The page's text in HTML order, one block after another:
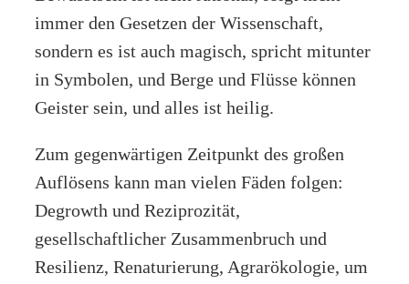
immer den Gesetzen der Wissenschaft,
sondern es ist auch magisch, spricht mitunter
in Symbolen, und Berge und Flüsse können
Geister sein, und alles ist heilig.
Zum gegenwärtigen Zeitpunkt des großen
Auflösens kann man vielen Fäden folgen:
Degrowth und Reziprozität,
gesellschaftlicher Zusammenbruch und
Resilienz, Renaturierung, Agrarökologie, um